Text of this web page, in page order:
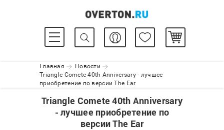
Главная
Новости
Triangle Comete 40th Anniversary - лучшее
приобретение по версии The Ear
Triangle Comete 40th Anniversary
- лучшее приобретение по
версии The Ear